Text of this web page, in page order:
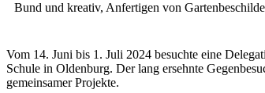
Bund und kreativ, Anfertigen von
Vom 14. Juni bis 1. Juli 2024 besuchte eine
Schule in Oldenburg. Der lang ersehnte
gemeinsamer Projekte.